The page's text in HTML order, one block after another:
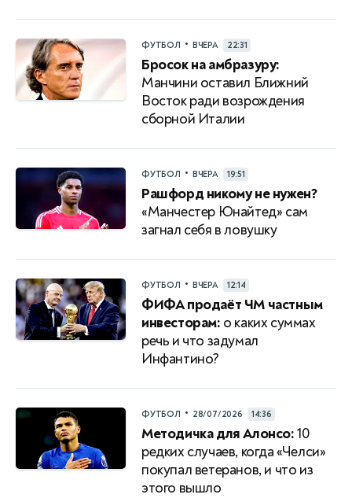
ФУТБОЛ • ВЧЕРА 22:31
Бросок на амбразуру:
Манчини оставил Ближний
Восток ради возрождения
сборной Италии
ФУТБОЛ • ВЧЕРА 19:51
Рашфорд никому не нужен?
«Манчестер Юнайтед» сам
загнал себя в ловушку
ФУТБОЛ • ВЧЕРА 12:14
ФИФА продаёт ЧМ частным
инвесторам: о каких суммах
речь и что задумал
Инфантино?
ФУТБОЛ • 28/07/2026 14:36
Методичка для Алонсо:10
редких случаев, когда «Челси»
покупал ветеранов, и что из
этого вышло